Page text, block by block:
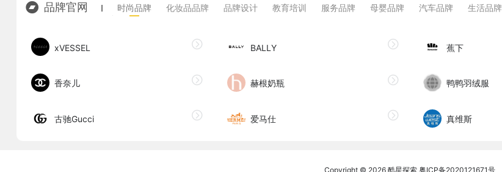
品牌官网 时尚品牌 化妆品品牌 品牌设计 教育培训 服务品牌 母婴品牌 汽车品牌 生活品牌
xVESSEL BALLY 蕉下
香奈儿 赫根奶瓶 鸭鸭羽绒服
古驰Gucci 爱马仕 真维斯
Copyright © 2026 酷星探索 粤ICP备2020121671号